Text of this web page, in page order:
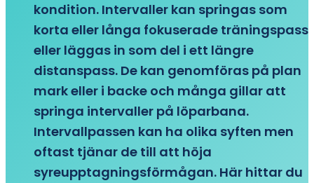
kondition. Intervaller kan springas som
korta eller långa fokuserade träningspass
eller läggas in som del i ett längre
distanspass. De kan genomföras på plan
mark eller i backe och många gillar att
springa intervaller på löparbana.
Intervallpassen kan ha olika syften men
oftast tjänar de till att höja
syreupptagningsförmågan. Här hittar du